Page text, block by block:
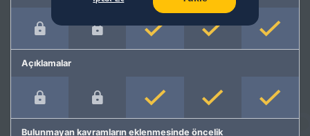
Açıklamalar
Bulunmayan kavramların eklenmesinde öncelik